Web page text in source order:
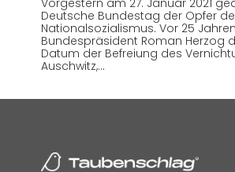
Deutsche Bundestag der Opfer
Nationalsozialismus. Vor 25
Bundespräsident Roman Herzog
Datum der Befreiung des
Auschwitz,…